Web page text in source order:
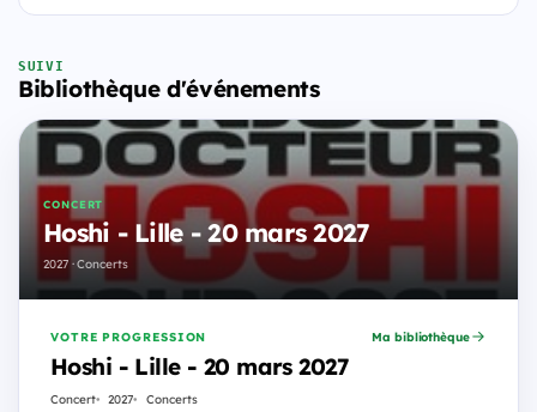
SUIVI
Bibliothèque d'événements
CONCERT
Hoshi - Lille - 20 mars 2027
2027 · Concerts
VOTRE PROGRESSION
Hoshi - Lille - 20 mars 2027
Concert 2027 Concerts
Ma bibliothèque